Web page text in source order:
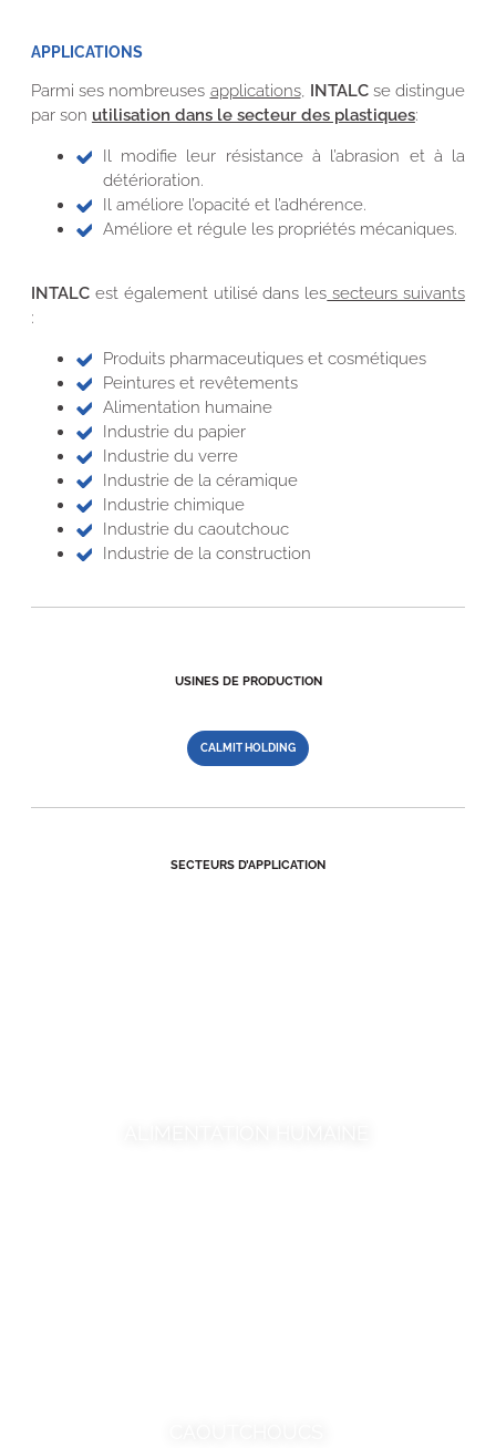
APPLICATIONS
Parmi ses nombreuses applications, INTALCse distingue
par son utilisation dans le secteur des plastiques:
Il modifie leur résistance à l’abrasion et à la
détérioration.
Il améliore l’opacité et l’adhérence.
Améliore et régule les propriétés mécaniques.
INTALCest également utilisé dans les secteurs suivants
:
Produits pharmaceutiques et cosmétiques
Peintures et revêtements
Alimentation humaine
Industrie du papier
Industrie du verre
Industrie de la céramique
Industrie chimique
Industrie du caoutchouc
Industrie de la construction
USINES DE PRODUCTION
CALMIT HOLDING
SECTEURS D’APPLICATION